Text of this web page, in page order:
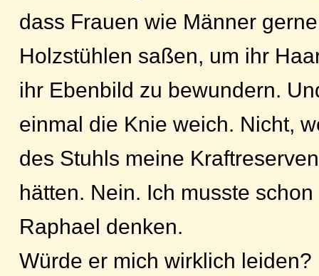
dass Frauen wie Männer
Holzstühlen saßen, um ihr
ihr Ebenbild zu bewundern.
einmal die Knie weich. Nicht,
des Stuhls meine
hätten. Nein. Ich musste
Raphael denken.
Würde er mich wirklich leiden?